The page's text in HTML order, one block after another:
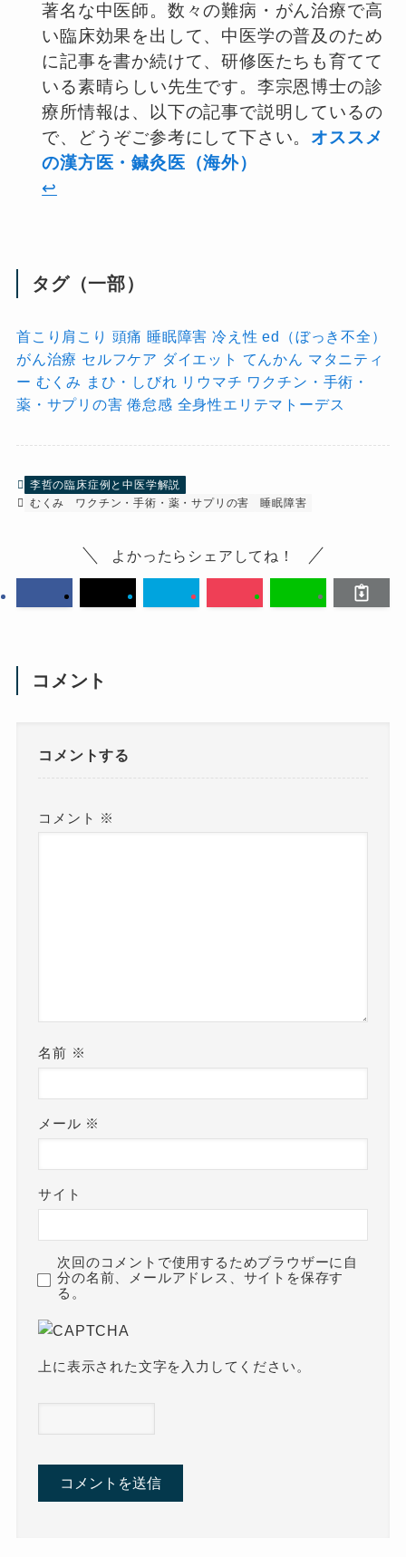
著名な中医師。数々の難病・がん治療で高
い臨床効果を出して、中医学の普及のため
に記事を書か続けて、研修医たちも育てて
いる素晴らしい先生です。李宗恩博士の診
療所情報は、以下の記事で説明しているの
で、どうぞご参考にして下さい。 オススメ
の漢方医・鍼灸医（海外）
↩︎
タグ（一部）
首こり肩こり 頭痛 睡眠障害 冷え性 ed（ぼっき不全）
がん治療 セルフケア ダイエット てんかん マタニティ
ー むくみ まひ・しびれ リウマチ ワクチン・手術・
薬・サプリの害 倦怠感 全身性エリテマトーデス
李哲の臨床症例と中医学解説
むくみ
ワクチン・手術・薬・サプリの害 睡眠障害
よかったらシェアしてね！
コメント
コメントする
コメント ※
名前 ※
メール ※
サイト
次回のコメントで使用するためブラウザーに自
分の名前、メールアドレス、サイトを保存す
る。
上に表示された文字を入力してください。